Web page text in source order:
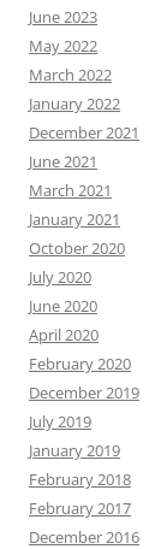
June 2023
May 2022
March 2022
January 2022
December 2021
June 2021
March 2021
January 2021
October 2020
July 2020
June 2020
April 2020
February 2020
December 2019
July 2019
January 2019
February 2018
February 2017
December 2016